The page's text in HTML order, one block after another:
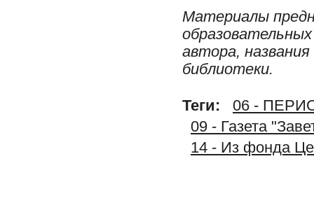
Материалы
автора,
библиотеки.
Теги:
06 -
09 - Газета
14 - Из фонда